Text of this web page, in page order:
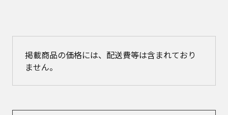
掲載商品の価格には、配送費等は含まれており
ません。